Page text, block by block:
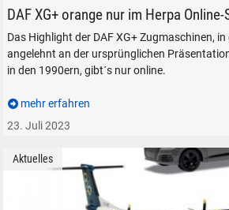
DAF XG+ orange nur im Herpa Online-
Das Highlight der DAF XG+ Zugmaschinen,
angelehnt an der ursprünglichen
in den 1990ern, gibt´s nur online.
mehr erfahren
23. Juli 2023
Aktuelles
SUCHEN
Durchsuchen
alles
suchen